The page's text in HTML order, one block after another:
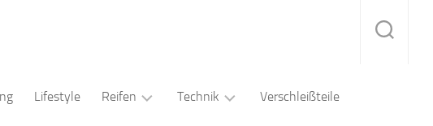
Lifestyle Reifen Technik Verschleißteile